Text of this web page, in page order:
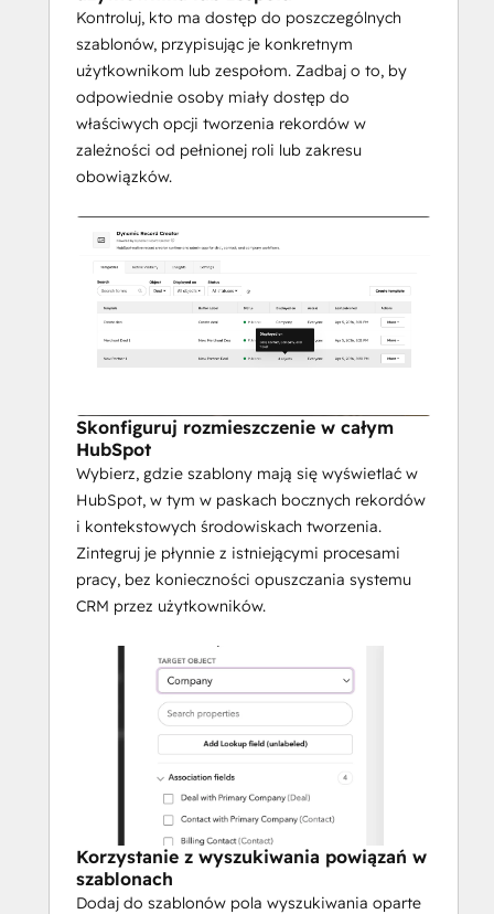
Kontroluj, kto ma dostęp do poszczególnych
szablonów, przypisując je konkretnym
użytkownikom lub zespołom. Zadbaj o to, by
odpowiednie osoby miały dostęp do
właściwych opcji tworzenia rekordów w
zależności od pełnionej roli lub zakresu
obowiązków.
Skonfiguruj rozmieszczenie w całym
HubSpot
Wybierz, gdzie szablony mają się wyświetlać w
HubSpot, w tym w paskach bocznych rekordów
i kontekstowych środowiskach tworzenia.
Zintegruj je płynnie z istniejącymi procesami
pracy, bez konieczności opuszczania systemu
CRM przez użytkowników.
Korzystanie z wyszukiwania powiązań w
szablonach
Dodaj do szablonów pola wyszukiwania oparte